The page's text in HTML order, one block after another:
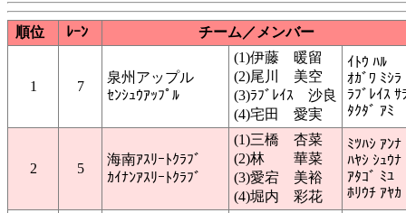
順位 ﾚｰﾝ チーム／メンバー
1 7
泉州アップル
ｾﾝｼｭｳｱｯﾌﾟﾙ
(1)伊藤 暖留
(2)尾川 美空
(3)ﾗﾌﾞﾚｲｽ 沙良
(4)宅田 愛実
ｲﾄｳ ﾊﾙ
ｵｶﾞﾜ ﾐｼﾗ
ﾗﾌﾞﾚｲｽ ｻ
ﾀｸﾀﾞ ｱﾐ
2 5
海南ｱｽﾘｰﾄｸﾗﾌﾞ
ｶｲﾅﾝｱｽﾘｰﾄｸﾗﾌﾞ
(1)三橋 杏菜
(2)林 華菜
(3)愛宕 美裕
(4)堀内 彩花
ﾐﾂﾊｼ ｱﾝﾅ
ﾊﾔｼ ｼｭｳﾅ
ｱﾀｺﾞ ﾐﾕ
ﾎﾘｳﾁ ｱﾔｶ